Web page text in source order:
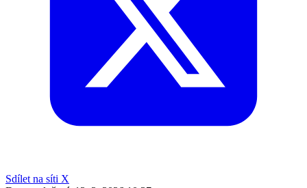
Sdílet na síti X